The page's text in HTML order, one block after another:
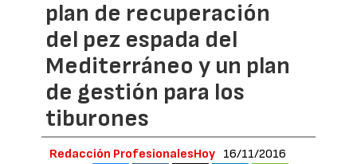
plan de recuperación
del pez espada del
Mediterráneo y un plan
de gestión para los
tiburones
Redacción ProfesionalesHoy 16/11/2016